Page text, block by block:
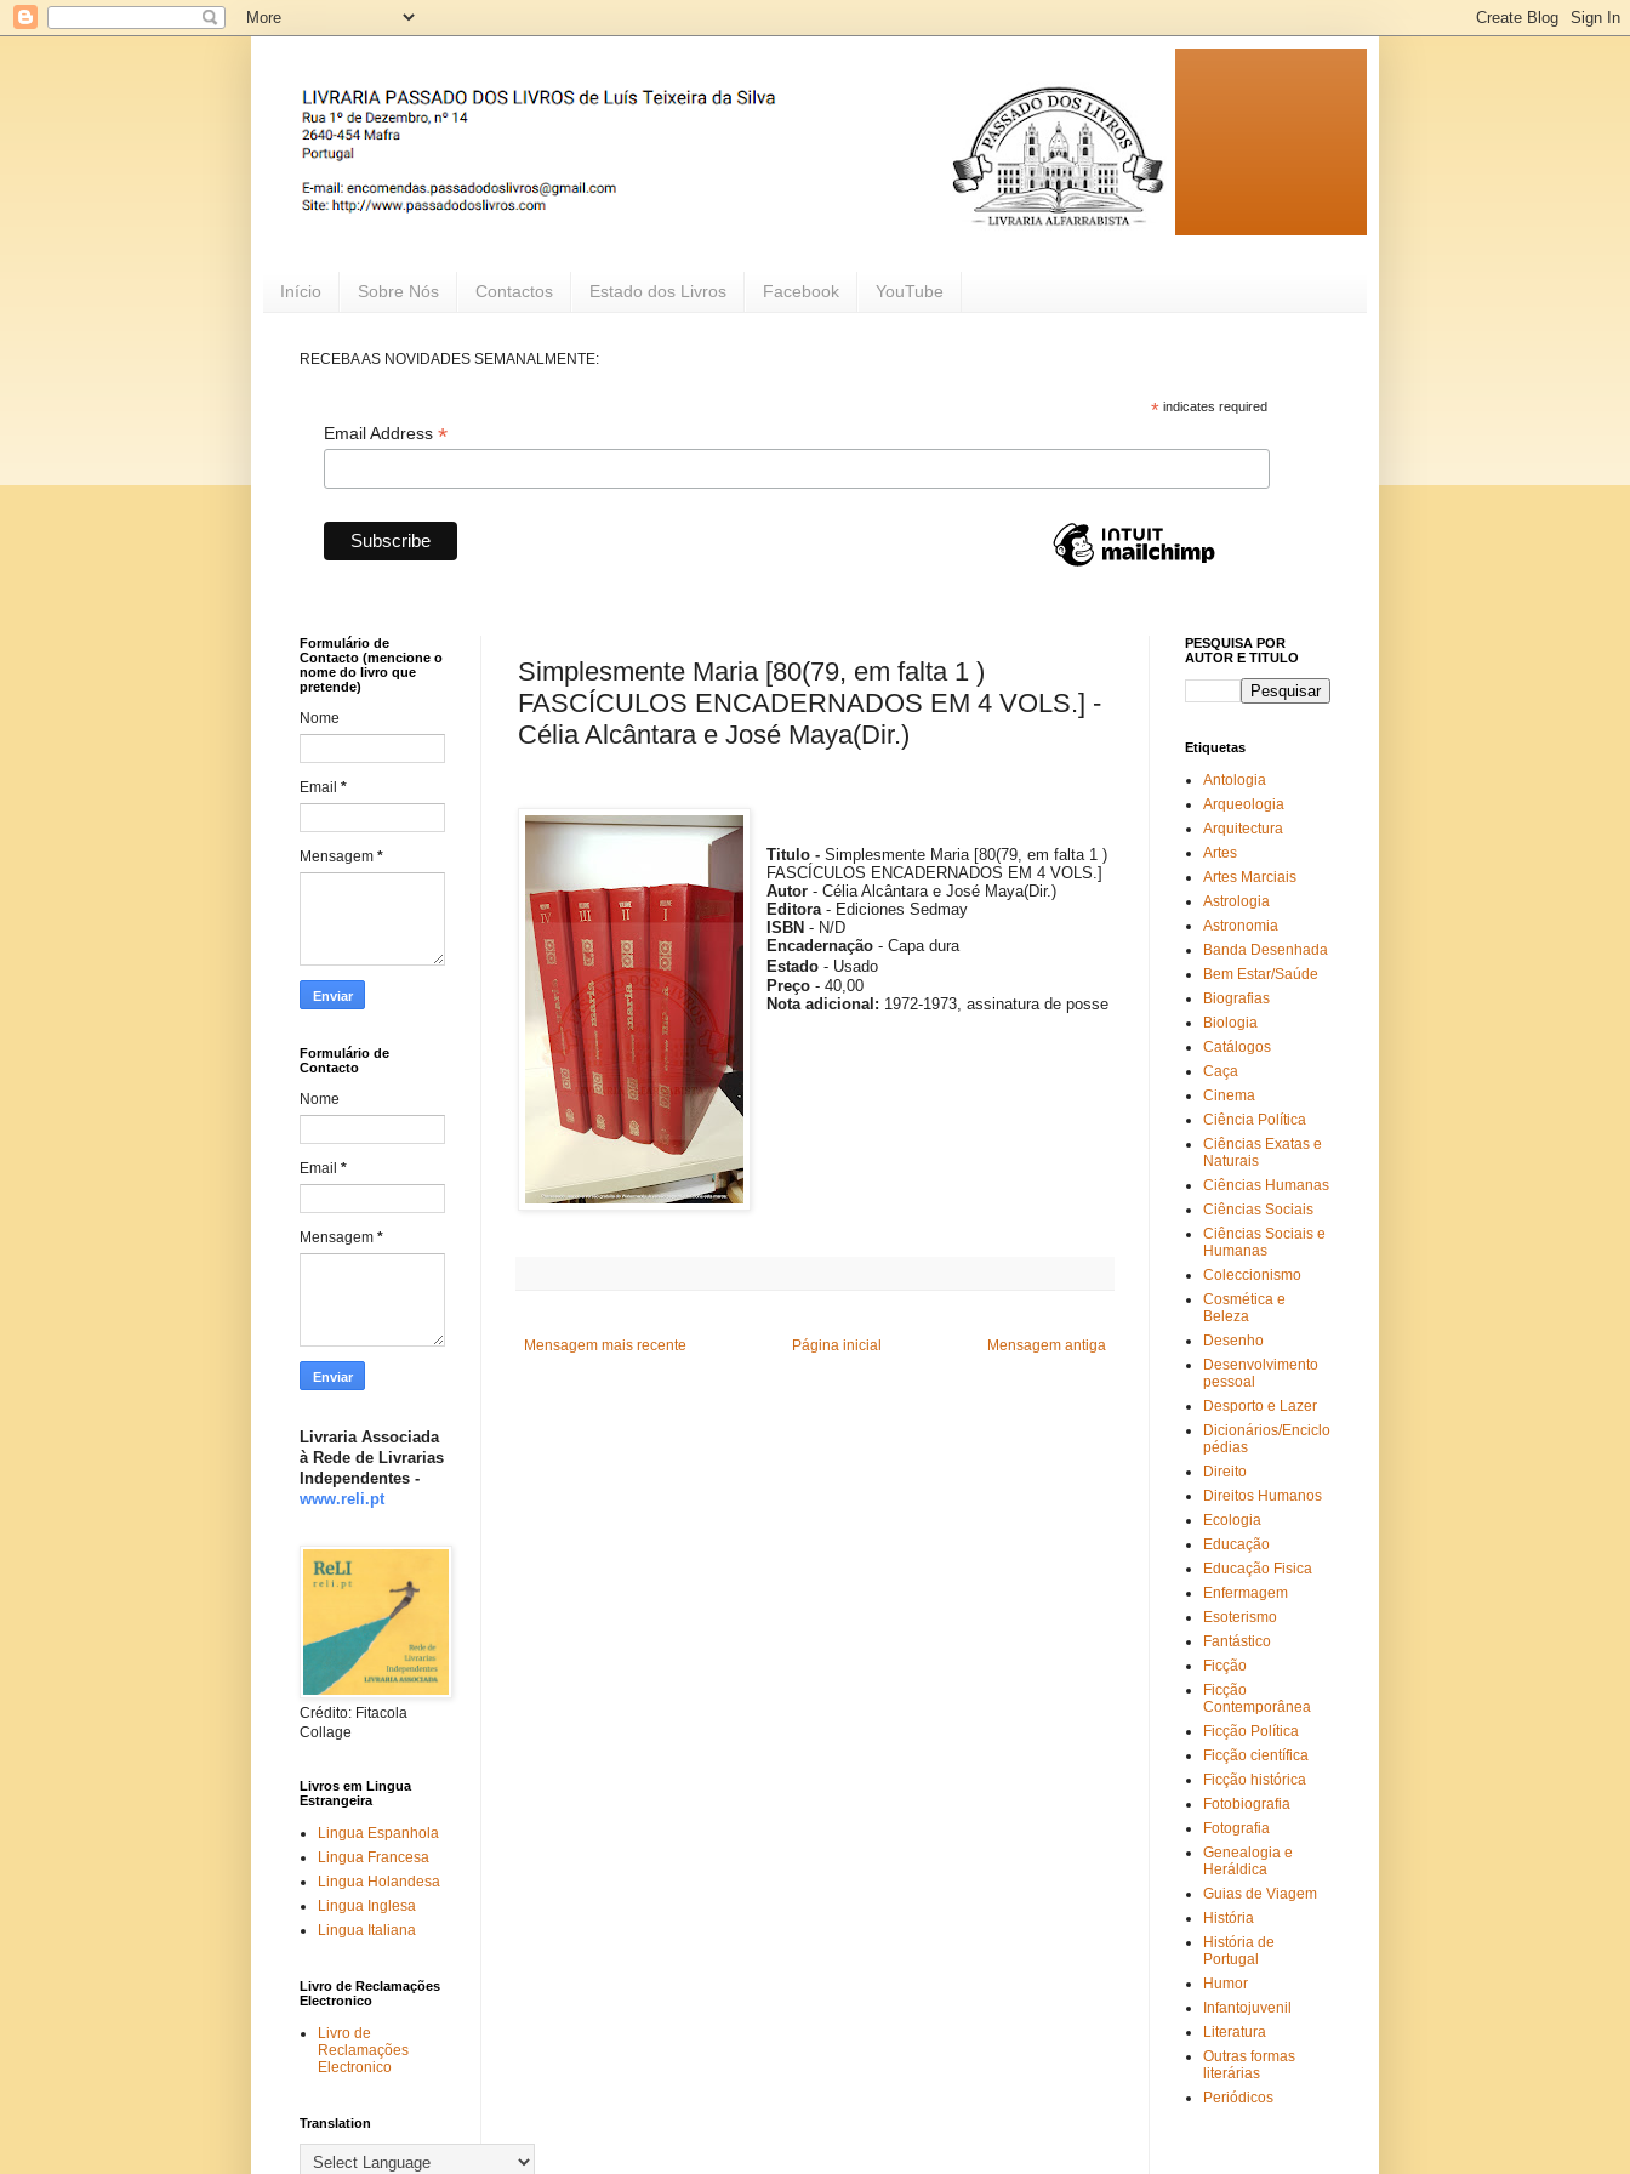
Início Sobre Nós Contactos Estado dos Livros Facebook YouTube
RECEBA AS NOVIDADES SEMANALMENTE:
*indicates required
Email Address *
Simplesmente Maria [80(79, em falta 1 )
FASCÍCULOS ENCADERNADOS EM 4 VOLS.] -
Célia Alcântara e José Maya(Dir.)
Titulo -Simplesmente Maria [80(79, em falta 1 )
FASCÍCULOS ENCADERNADOS EM 4 VOLS.]
Autor - Célia Alcântara e José Maya(Dir.)
Editora- Ediciones Sedmay
ISBN - N/D
Encadernação - Capa dura
Estado - Usado
Preço - 40,00
Notaadicional : 1972-1973,assinatura de posse
Mensagem mais recente Mensagem antiga
Página inicial
Formulário de
Contacto (mencione o
nome do livro que
pretende)
Nome
Email *
Mensagem *
Formulário de
Contacto
Nome
Email *
Mensagem *
Livraria Associada
à Rede de Livrarias
Independentes -
www.reli.pt
Crédito: Fitacola
Collage
Livros em Lingua
Estrangeira
Lingua Espanhola
Lingua Francesa
Lingua Holandesa
Lingua Inglesa
Lingua Italiana
Livro de Reclamações
Electronico
Livro de
Reclamações
Electronico
Translation
PESQUISA POR
AUTOR E TITULO
Etiquetas
Antologia
Arqueologia
Arquitectura
Artes
Artes Marciais
Astrologia
Astronomia
Banda Desenhada
Bem Estar/Saúde
Biografias
Biologia
Catálogos
Caça
Cinema
Ciência Política
Ciências Exatas e
Naturais
Ciências Humanas
Ciências Sociais
Ciências Sociais e
Humanas
Coleccionismo
Cosmética e
Beleza
Desenho
Desenvolvimento
pessoal
Desporto e Lazer
Dicionários/Enciclo
pédias
Direito
Direitos Humanos
Ecologia
Educação
Educação Fisica
Enfermagem
Esoterismo
Fantástico
Ficção
Ficção
Contemporânea
Ficção Política
Ficção científica
Ficção histórica
Fotobiografia
Fotografia
Genealogia e
Heráldica
Guias de Viagem
História
História de
Portugal
Humor
Infantojuvenil
Literatura
Outras formas
literárias
Periódicos